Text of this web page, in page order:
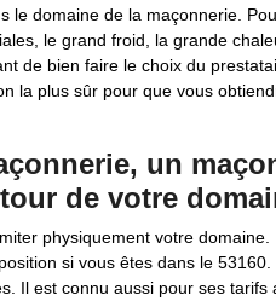
le domaine de la maçonnerie.
le grand froid, la grande
de bien faire le choix du
la plus sûr pour que vous
un
de votre
physiquement votre domaine.
si vous êtes dans le
Il est connu aussi pour ses tarifs